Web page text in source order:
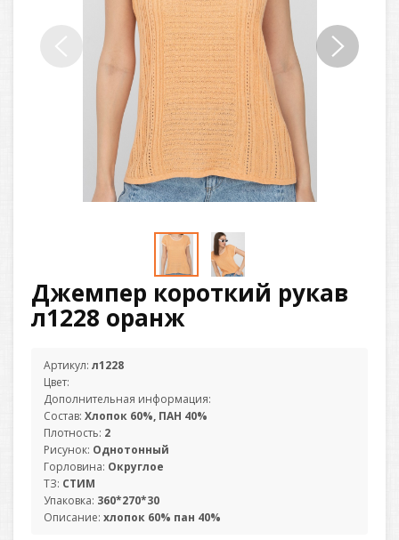
Джемпер короткий рукав
л1228 оранж
Артикул: л1228
Цвет:
Дополнительная информация:
Состав: Хлопок 60%, ПАН 40%
Плотность: 2
Рисунок: Однотонный
Горловина: Округлое
ТЗ: СТИМ
Упаковка: 360*270*30
Описание: хлопок 60% пан 40%